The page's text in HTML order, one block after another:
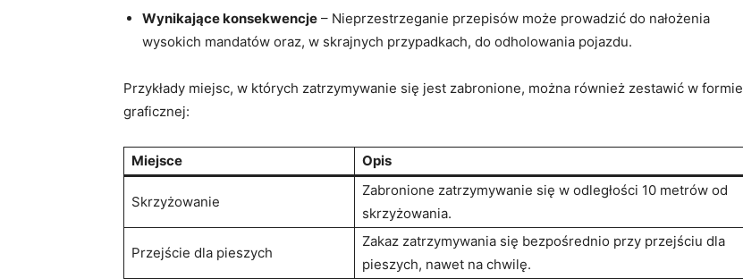
Wynikające konsekwencje – Nieprzestrzeganie przepisów może prowadzić do nałożenia
wysokich‌ mandatów oraz, w‌ skrajnych przypadkach, do odholowania pojazdu.
Przykłady miejsc,‌ w których⁣ zatrzymywanie się⁢ jest zabronione, można również zestawić⁣ w formie
graficznej:
Miejsce Opis
Skrzyżowanie
Zabronione zatrzymywanie‌ się w odległości 10 metrów od
skrzyżowania.
Przejście dla pieszych
Zakaz zatrzymywania się bezpośrednio ⁣przy przejściu dla
pieszych, ⁤nawet⁢ na ⁤chwilę.